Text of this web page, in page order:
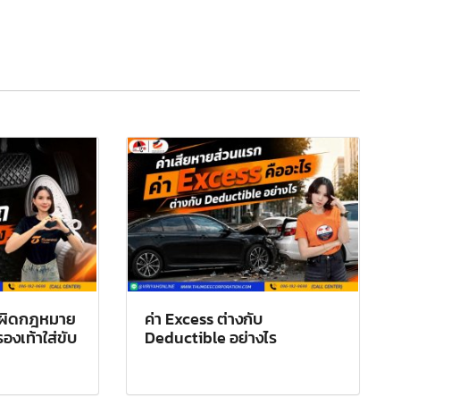
ดกฎหมาย
งเท้าใส่ขับ
ค่า Excess ต่างกับ
Deductible อย่างไร